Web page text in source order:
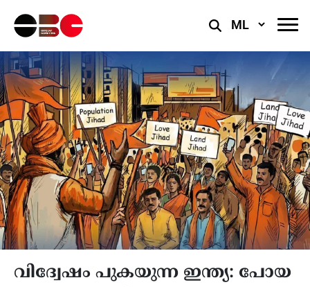
Select
വിദ്വേഷം പുകയുന്ന ഇന്ത്യ: പോയ